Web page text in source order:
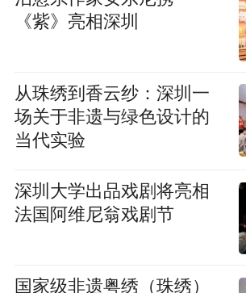
《紫》亮相深圳
从珠绣到香云纱：深圳一
场关于非遗与绿色设计的
当代实验
深圳大学出品戏剧将亮相
法国阿维尼翁戏剧节
国家级非遗粤绣（珠绣）